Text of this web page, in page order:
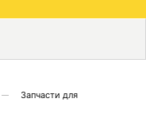
Запчасти для